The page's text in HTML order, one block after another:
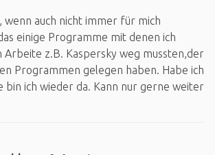
wenn auch nicht immer für mich
einige Programme mit denen ich
Arbeite z.B. Kaspersky weg mussten,der
Programmen gelegen haben. Habe ich
bin ich wieder da. Kann nur gerne weiter